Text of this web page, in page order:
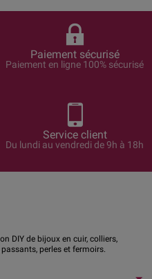
Paiement sécurisé
Paiement en ligne 100% sécurisé
Service client
Du lundi au vendredi de 9h à 18h
DIY de bijoux en cuir, colliers,
perles et fermoirs.